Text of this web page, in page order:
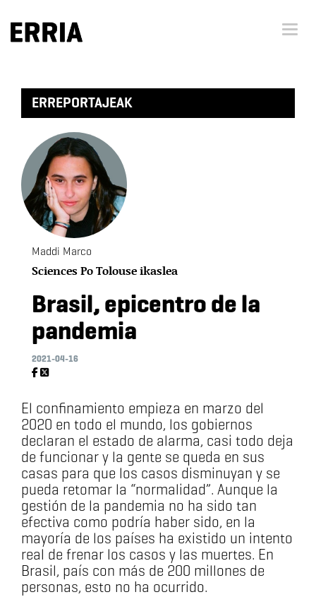
Menu
ERREPORTAJEAK
Maddi Marco
Sciences Po Tolouse ikaslea
Brasil, epicentro de la
pandemia
2021-04-16
​​​​​​​El confinamiento empieza en marzo del
2020 en todo el mundo, los gobiernos
declaran el estado de alarma, casi todo deja
de funcionar y la gente se queda en sus
casas para que los casos disminuyan y se
pueda retomar la “normalidad”. Aunque la
gestión de la pandemia no ha sido tan
efectiva como podría haber sido, en la
mayoría de los países ha existido un intento
real de frenar los casos y las muertes. En
Brasil, país con más de 200 millones de
personas, esto no ha ocurrido.